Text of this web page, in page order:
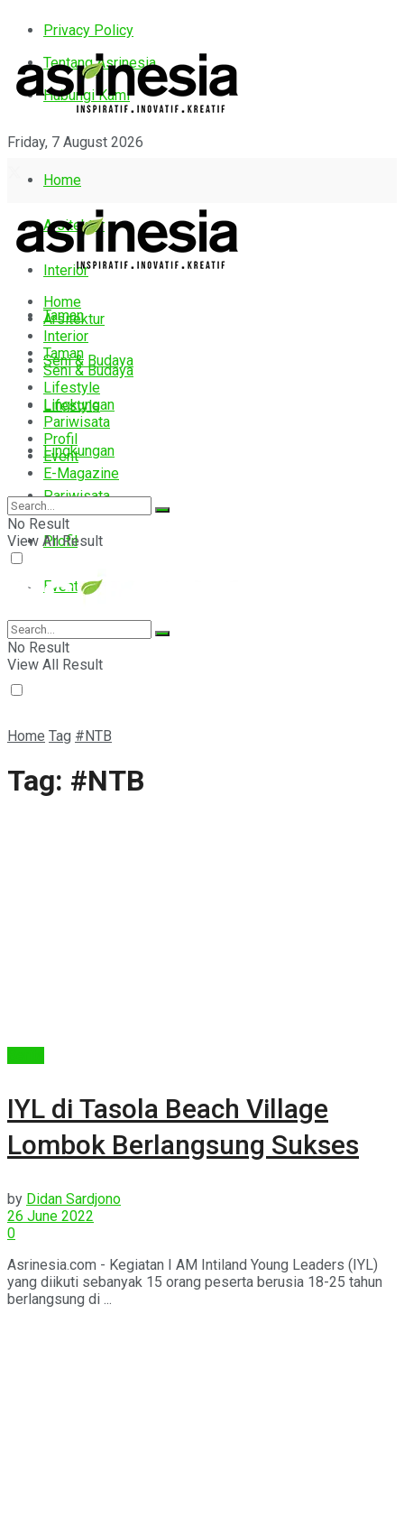
Privacy Policy
Tentang Asrinesia
Hubungi Kami
Friday, 7 August 2026
Home
Arsitektur
Interior
Taman
Seni & Budaya
Lifestyle
Lingkungan
Pariwisata
Profil
Event
E-Magazine
Home
Arsitektur
Interior
Taman
Seni & Budaya
Lifestyle
Lingkungan
Pariwisata
Profil
Event
E-Magazine
No Result
View All Result
No Result
View All Result
Home Tag #NTB
Tag: #NTB
IYL di Tasola Beach Village
Lombok Berlangsung Sukses
by Didan Sardjono
26 June 2022
0
Asrinesia.com - Kegiatan I AM Intiland Young Leaders (IYL)
yang diikuti sebanyak 15 orang peserta berusia 18-25 tahun
berlangsung di ...